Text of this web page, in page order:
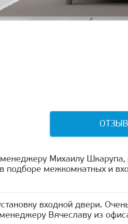
Михаилу
подборе межкомнатных и
входной двери.
Вячеславу из